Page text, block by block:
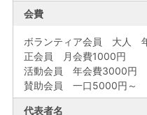
会費
ボランティア会員 大人
正会員 月会費1000円
活動会員 年会費3000円
賛助会員 一口5000円～
代表者名